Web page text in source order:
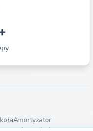
Amortyzator